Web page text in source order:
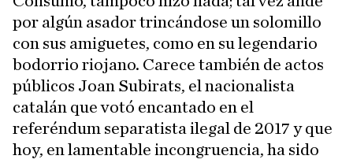
por algún asador trincándose un solomillo
con sus amiguetes, como en su legendario
bodorrio riojano. Carece también de actos
públicos Joan Subirats, el nacionalista
catalán que votó encantado en el
referéndum separatista ilegal de 2017 y que
hoy, en lamentable incongruencia, ha sido